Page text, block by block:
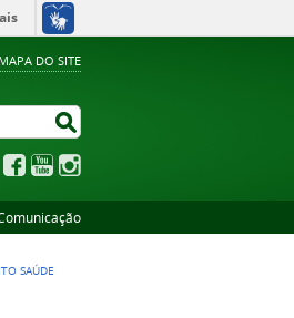
MAPA DO SITE
FacebookYouTube
SAÚDE